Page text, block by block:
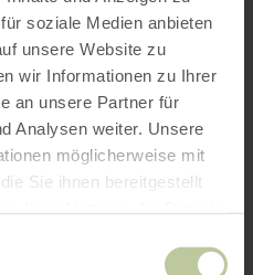
soziale Medien anbieten
unsere Website zu
wir Informationen zu Ihrer
an unsere Partner für
Analysen weiter. Unsere
möglicherweise mit
Sie ihnen bereitgestellt